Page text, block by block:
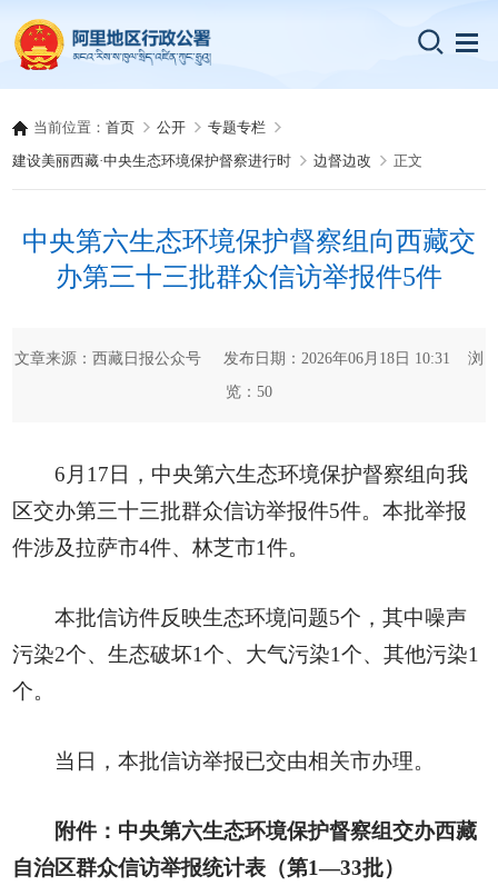
当前位置：首页 公开
专题专栏
建设美丽西藏·中央生态环境保护督察进行时
边督边改 正文
中央第六生态环境保护督察组向西藏交
办第三十三批群众信访举报件5件
文章来源：西藏日报公众号 发布日期：2026年06月18日 10:31 浏
览： 50
6月17日，中央第六生态环境保护督察组向我
区交办第三十三批群众信访举报件5件。本批举报
件涉及拉萨市4件、林芝市1件。
本批信访件反映生态环境问题5个，其中噪声
污染2个、生态破坏1个、大气污染1个、其他污染1
个。
当日，本批信访举报已交由相关市办理。
附件：中央第六生态环境保护督察组交办西藏
自治区群众信访举报统计表（第1—33批）